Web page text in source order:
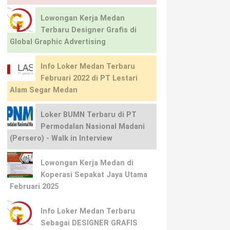
Lowongan Kerja Medan
Terbaru Designer Grafis di
Global Graphic Advertising
Info Loker Medan Terbaru
Februari 2022 di PT Lestari
Alam Segar Medan
Loker BUMN Terbaru di PT
Permodalan Nasional Madani
(Persero) - Walk in Interview
Lowongan Kerja Medan di
Koperasi Sepakat Jaya Utama
Februari 2025
Info Loker Medan Terbaru
Sebagai DESIGNER GRAFIS